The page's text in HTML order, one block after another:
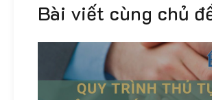
Bài viết cùng chủ